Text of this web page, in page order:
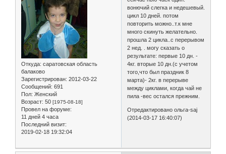
Откуда: саратовская область
балаково
Зарегистрирован: 2012-03-22
Сообщений: 691
Пол: Женский
Возраст: 50 [1975-08-18]
Провел на форуме:
11 дней 4 часа
Последний визит:
2019-02-18 19:32:04
вонючий слегка и недешевый.
цикл 10 дней. потом
повторить можно..т.к мне
много скинуть желательно.
прошла 2 цикла..с перерывом
2 нед. . могу сказать о
результате: первые 10 дн. -
4кг. вторые 10 дн.(с учетом
того,что был праздник 8
марта)- 2кг. в перерыве
между циклами, когда чай не
пила -вес остался прежним.
Отредактировано ольга-saj
(2014-03-17 16:40:07)